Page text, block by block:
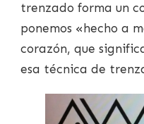
trenzado forma un
ponemos «hecho a
corazón, que
esa técnica de